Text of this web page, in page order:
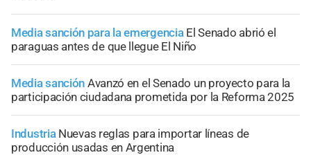
Media sanción para la emergencia El Senado abrió el
paraguas antes de que llegue El Niño
Media sanción Avanzó en el Senado un proyecto para la
participación ciudadana prometida por la Reforma 2025
Industria Nuevas reglas para importar líneas de
producción usadas en Argentina